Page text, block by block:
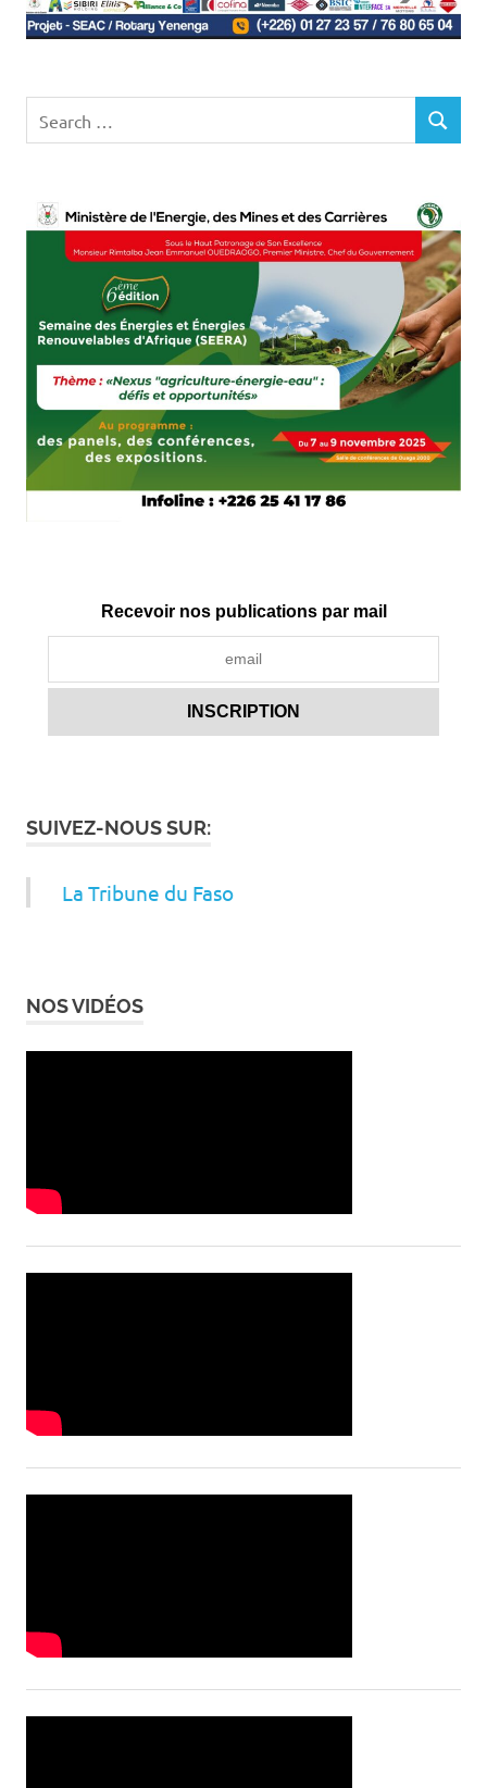
for:
SEARCH
Recevoir nos publications par mail
SUIVEZ-NOUS SUR:
La Tribune du Faso
NOS VIDÉOS